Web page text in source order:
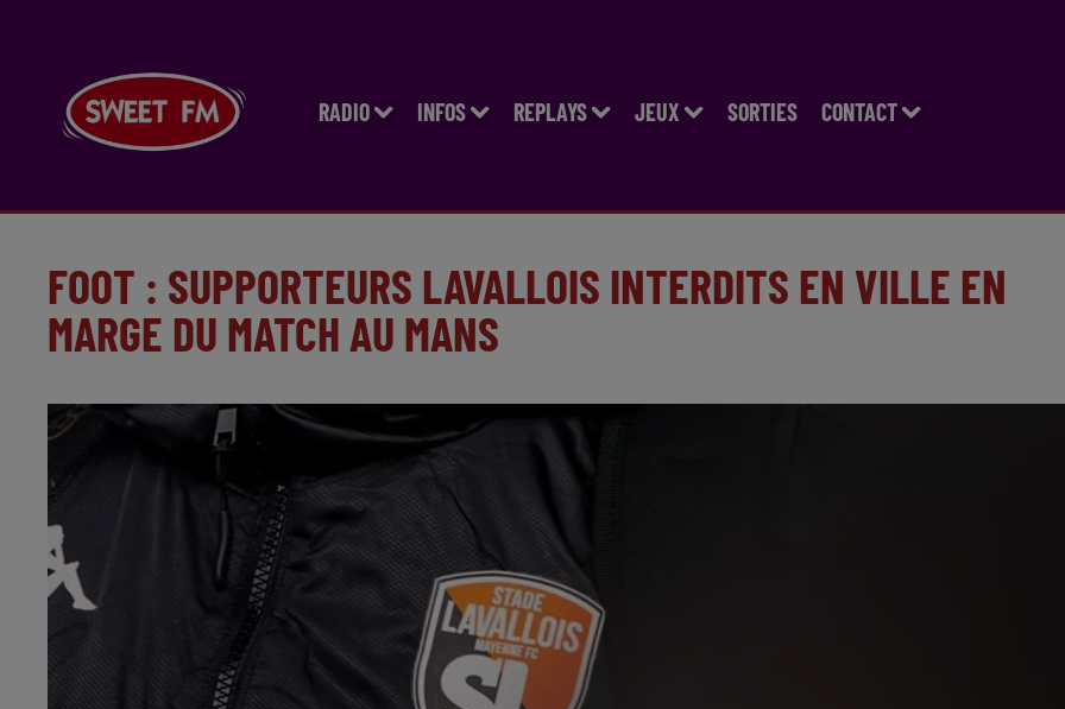
RADIO INFOS REPLAYS JEUX SORTIES CONTACT
FOOT : SUPPORTEURS LAVALLOIS INTERDITS EN VILLE EN
MARGE DU MATCH AU MANS